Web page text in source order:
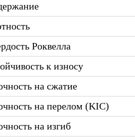
Роквелла
к износу
на сжатие
на перелом (KIC)
на изгиб